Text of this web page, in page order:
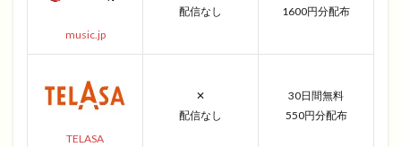
music.jp
配信なし
1600円分配布
TELASA
✕
配信なし
30日間無料
550円分配布